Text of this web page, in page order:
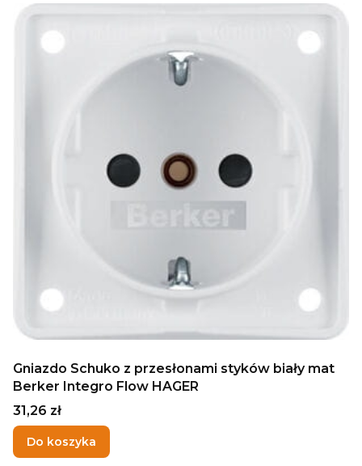
Gniazdo Schuko z przesłonami styków biały mat
Berker Integro Flow HAGER
Cena
31,26 zł
Do koszyka